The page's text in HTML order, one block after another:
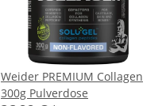
Weider PREMIUM Collagen
300g Pulverdose